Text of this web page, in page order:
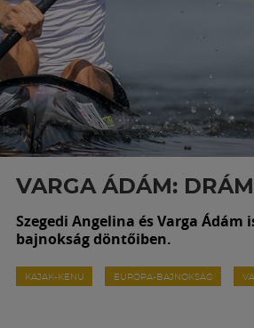
VARGA ÁDÁM:
Szegedi Angelina és Varga
bajnokság döntőiben.
KAJAK-KENU EURÓPA-BAJNOKSÁG